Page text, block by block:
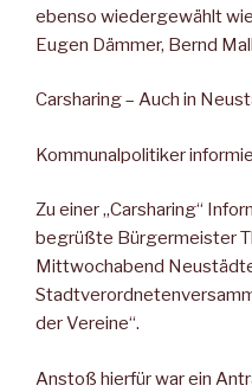
ebenso wiedergewählt
Eugen Dämmer, Bernd
Carsharing – Auch in
Kommunalpolitiker
Zu einer „Carsharing“
begrüßte Bürgermeister
Mittwochabend
der Vereine“.
Anstoß hierfür war ein